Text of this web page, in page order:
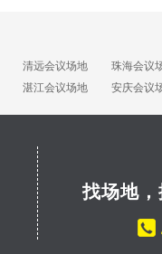
清远会议场地
珠海会议
湛江会议场地 安庆会议
找场地